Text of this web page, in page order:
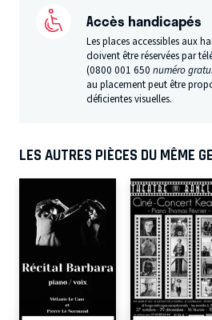
Accès handicapés
Les places accessibles aux
doivent être réservées par
(0800 001 650numéro
au placement peut être
déficientes visuelles.
LES AUTRES PIÈCES DU MÊME